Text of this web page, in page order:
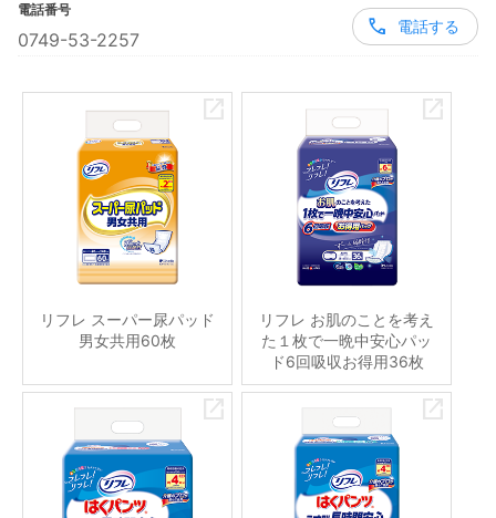
電話番号
0749-53-2257
電話する
リフレ スーパー尿パッド
男女共用60枚
リフレ お肌のことを考え
た１枚で一晩中安心パッ
ド6回吸収お得用36枚